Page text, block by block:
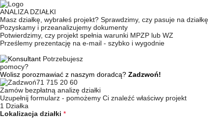
ANALIZA DZIAŁKI
Masz działkę, wybrałeś projekt? Sprawdzimy, czy pasuje na działkę
Pozyskamy i przeanalizujemy dokumenty
Potwierdzimy, czy projekt spełnia warunki MPZP lub WZ
Prześlemy prezentację na e-mail - szybko i wygodnie
Potrzebujesz
pomocy?
Wolisz porozmawiać z naszym doradcą? Zadzwoń!
71 715 20 60
Zamów bezpłatną analizę działki
Uzupełnij formularz - pomożemy Ci znaleźć właściwy projekt
1 Działka
Lokalizacja działki *